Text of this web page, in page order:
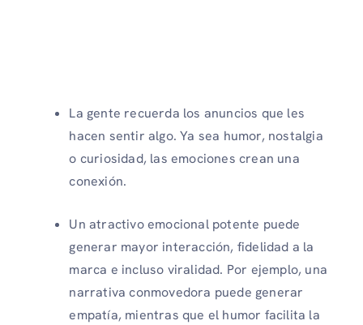
La gente recuerda los anuncios que les
hacen sentir algo. Ya sea humor, nostalgia
o curiosidad, las emociones crean una
conexión.
Un atractivo emocional potente puede
generar mayor interacción, fidelidad a la
marca e incluso viralidad. Por ejemplo, una
narrativa conmovedora puede generar
empatía, mientras que el humor facilita la